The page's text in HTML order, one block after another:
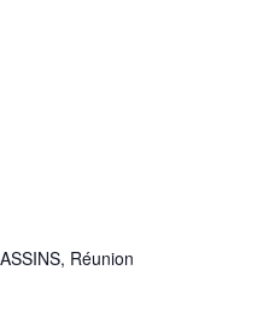
Réunion